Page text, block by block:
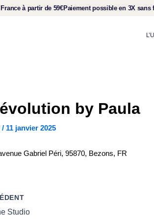
à partir de 59€Paiementpossible en 3X sans
by Paula
/ 11 janvier 2025
Gabriel Péri, 95870, Bezons, FR
Studio